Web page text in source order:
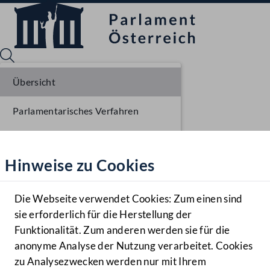
Hilfe
Benutzer
Navigationsmenü öffnen
MENÜ
Hinweise zu Cookies
Die Webseite verwendet Cookies: Zum einen sind
sie erforderlich für die Herstellung der
Funktionalität. Zum anderen werden sie für die
anonyme Analyse der Nutzung verarbeitet. Cookies
zu Analysezwecken werden nur mit Ihrem
Übersicht
Parlamentarisches Verfahren
Ausschussberatungen NR
Plenarberatungen NR
Einlangen BR
Ausschussberatungen BR